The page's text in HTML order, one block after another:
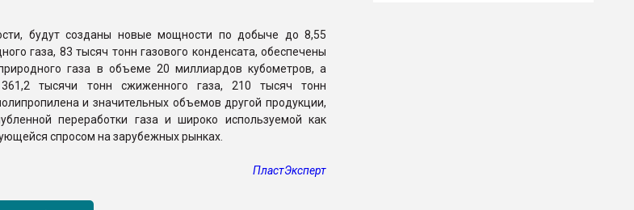
будут созданы новые мощности по добыче до 8,55
газа, 83 тысяч тонн газового конденсата, обеспечены
газа в объеме 20 миллиардов кубометров, а
тысячи тонн сжиженного газа, 210 тысяч тонн
и значительных объемов другой продукции,
переработки газа и широко используемой как
спросом на зарубежных рынках.
ПластЭксперт